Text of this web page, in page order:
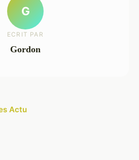
G
ECRIT PAR
Gordon
Actu